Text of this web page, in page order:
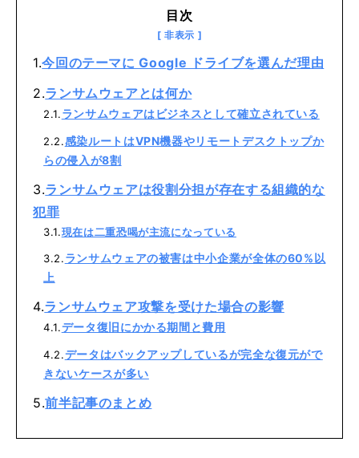
目次
今回のテーマに Google ドライブを選んだ理由
ランサムウェアとは何か
ランサムウェアはビジネスとして確立されている
感染ルートはVPN機器やリモートデスクトップか
らの侵入が8割
ランサムウェアは役割分担が存在する組織的な
犯罪
現在は二重恐喝が主流になっている
ランサムウェアの被害は中小企業が全体の60%以
上
ランサムウェア攻撃を受けた場合の影響
データ復旧にかかる期間と費用
データはバックアップしているが完全な復元がで
きないケースが多い
前半記事のまとめ